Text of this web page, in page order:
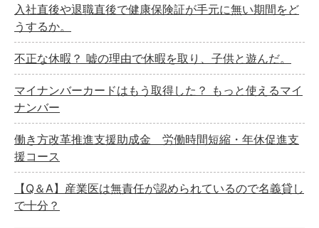
入社直後や退職直後で健康保険証が手元に無い期間をど
うするか。
不正な休暇？ 嘘の理由で休暇を取り、子供と遊んだ。
マイナンバーカードはもう取得した？ もっと使えるマイ
ナンバー
働き方改革推進支援助成金 労働時間短縮・年休促進支
援コース
【Q＆A】産業医は無責任が認められているので名義貸し
で十分？